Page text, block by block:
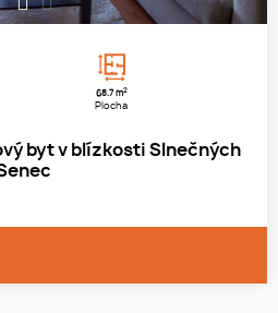
1 2
68.7 m2
Plocha
byt v blízkosti Slnečných